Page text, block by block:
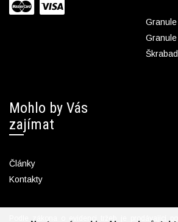
Mohlo by Vás
zajímat
Články
Kontakty
Podle zákona o evidenci tržeb je prodávající